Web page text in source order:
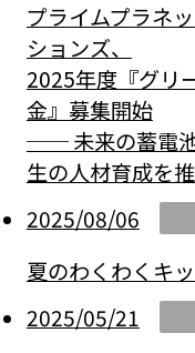
プライムプラネ
ションズ、
2025年度『グリ
金』募集開始
── 未来の蓄電
生の人材育成を
2025/08/06
夏のわくわくキ
2025/05/21